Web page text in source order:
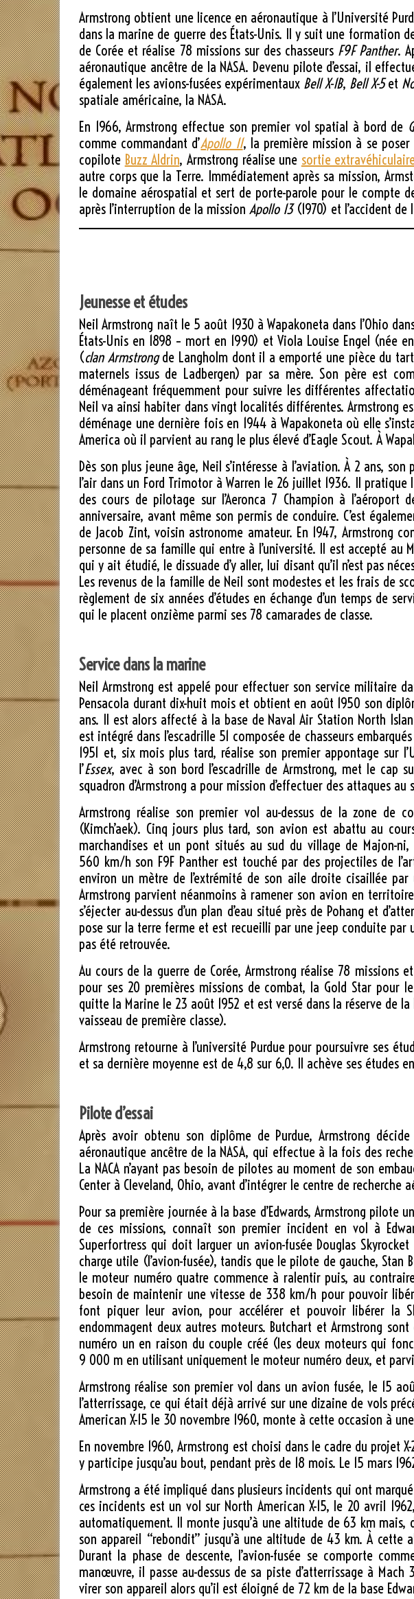
Armstrong obtient une licence en aéronautique à l’Université
dans la marine de guerre des États-Unis. Il y suit une formation
de Corée et réalise 78 missions sur des chasseurs F9F Panther.
aéronautique ancêtre de la NASA. Devenu pilote d’essai, il
également les avions-fusées expérimentaux Bell X-1B, Bell X-5et
spatiale américaine, la NASA.
En 1966, Armstrong effectue son premier vol spatial à bord de
comme commandant d’Apollo 11, la première mission à se poser
copilote Buzz Aldrin, Armstrong réalise une sortie
autre corps que la Terre. Immédiatement après sa mission,
le domaine aérospatial et sert de porte-parole pour le compte
après l’interruption de la mission Apollo 13(1970) et l’accident
Jeunesse et études
Neil Armstrong naît le 5 août 1930 à Wapakoneta dans l’Ohio
États-Unis en 1898 – mort en 1990) et Viola Louise Engel (née
(clan Armstrongde Langholm dont il a emporté une pièce du
maternels issus de Ladbergen) par sa mère. Son père est
déménageant fréquemment pour suivre les différentes
Neil va ainsi habiter dans vingt localités différentes. Armstrong
déménage une dernière fois en 1944 à Wapakoneta où elle
America où il parvient au rang le plus élevé d’Eagle Scout. À
Dès son plus jeune âge, Neil s’intéresse à l’aviation. À 2 ans,
l’air dans un Ford Trimotor à Warren le 26 juillet 1936. Il
des cours de pilotage sur l’Aeronca 7 Champion à
anniversaire, avant même son permis de conduire. C’est
de Jacob Zint, voisin astronome amateur. En 1947, Armstrong
personne de sa famille qui entre à l’université. Il est accepté au
qui y ait étudié, le dissuade d’y aller, lui disant qu’il n’est pas
Les revenus de la famille de Neil sont modestes et les frais de
règlement de six années d’études en échange d’un temps de
qui le placent onzième parmi ses 78 camarades de classe.
Service dans la marine
Neil Armstrong est appelé pour effectuer son service militaire
Pensacola durant dix-huit mois et obtient en août 1950 son
ans. Il est alors affecté à la base de Naval Air Station North
est intégré dans l’escadrille 51 composée de chasseurs
1951 et, six mois plus tard, réalise son premier appontage sur
l’Essex, avec à son bord l’escadrille de Armstrong, met le cap
squadron d’Armstrong a pour mission d’effectuer des attaques au
Armstrong réalise son premier vol au-dessus de la zone de
(Kimch’aek). Cinq jours plus tard, son avion est abattu au
marchandises et un pont situés au sud du village de Majon-ni,
560 km/h son F9F Panther est touché par des projectiles de
environ un mètre de l’extrémité de son aile droite cisaillée
Armstrong parvient néanmoins à ramener son avion en
s’éjecter au-dessus d’un plan d’eau situé près de Pohang et
pose sur la terre ferme et est recueilli par une jeep conduite par
pas été retrouvée.
Au cours de la guerre de Corée, Armstrong réalise 78 missions
pour ses 20 premières missions de combat, la Gold Star pour
quitte la Marine le 23 août 1952 et est versé dans la réserve de
vaisseau de première classe).
Armstrong retourne à l’université Purdue pour poursuivre ses
et sa dernière moyenne est de 4,8 sur 6,0. Il achève ses études
Pilote d’essai
Après avoir obtenu son diplôme de Purdue, Armstrong
aéronautique ancêtre de la NASA, qui effectue à la fois des
La NACA n’ayant pas besoin de pilotes au moment de son
Center à Cleveland, Ohio, avant d’intégrer le centre de recherche
Pour sa première journée à la base d’Edwards, Armstrong
de ces missions, connaît son premier incident en vol à
Superfortress qui doit larguer un avion-fusée Douglas
charge utile (l’avion-fusée), tandis que le pilote de gauche,
le moteur numéro quatre commence à ralentir puis, au
besoin de maintenir une vitesse de 338 km/h pour pouvoir
font piquer leur avion, pour accélérer et pouvoir libérer la
endommagent deux autres moteurs. Butchart et Armstrong
numéro un en raison du couple créé (les deux moteurs qui
9 000 m en utilisant uniquement le moteur numéro deux, et
Armstrong réalise son premier vol dans un avion fusée, le 15
l’atterrissage, ce qui était déjà arrivé sur une dizaine de vols
American X-15 le 30 novembre 1960, monte à cette occasion à
En novembre 1960, Armstrong est choisi dans le cadre du
y participe jusqu’au bout, pendant près de 18 mois. Le 15 mars
Armstrong a été impliqué dans plusieurs incidents qui ont
ces incidents est un vol sur North American X-15, le 20 avril 1962
automatiquement. Il monte jusqu’à une altitude de 63 kmmais,
son appareil “rebondit” jusqu’à une altitude de 43 km. À cette
Durant la phase de descente, l’avion-fusée se comporte
manœuvre, il passe au-dessus de sa piste d’atterrissage à Mach
virer son appareil alors qu’il est éloigné de 72 km de la base